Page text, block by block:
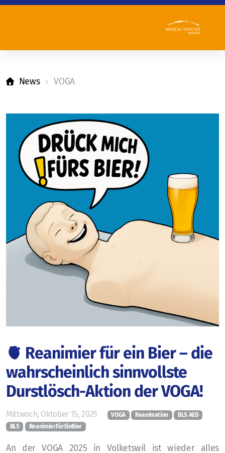
News VOGA
🫀 Reanimier für ein Bier – die
wahrscheinlich sinnvollste
Durstlösch-Aktion der VOGA!
Mittwoch, Oktober 15, 2025 VOGA Reanimation
BLS AED
BLS
ReanimierFürEinBier
An der VOGA 2025 in Volketswil ist wieder alles
Leitbild
Qualitätsbericht
Referenzen
Partner
Aus- und Fortbildungen
First Responder Zürich
Laien
Kurs@Home
Fachpersonen
E-Learning
Consulting